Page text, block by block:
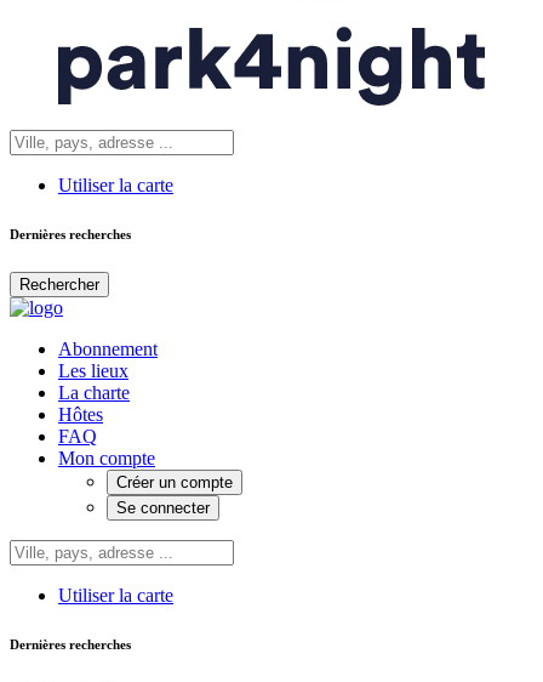
Utiliser la carte
Dernières recherches
Rechercher
Abonnement
Les lieux
La charte
Hôtes
FAQ
Mon compte
Créer un compte
Se connecter
Utiliser la carte
Dernières recherches